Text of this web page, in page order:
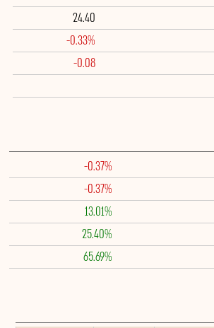
24.40
-0.33%
-0.08
-0.37%
-0.37%
13.01%
25.40%
65.69%